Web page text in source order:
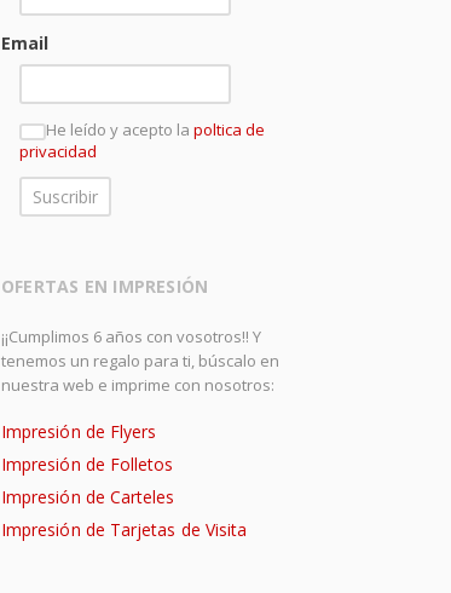
Email
He leído y acepto la poltica de
privacidad
OFERTAS EN IMPRESIÓN
¡¡Cumplimos 6 años con vosotros!! Y
tenemos un regalo para ti, búscalo en
nuestra web e imprime con nosotros:
Impresión de Flyers
Impresión de Folletos
Impresión de Carteles
Impresión de Tarjetas de Visita